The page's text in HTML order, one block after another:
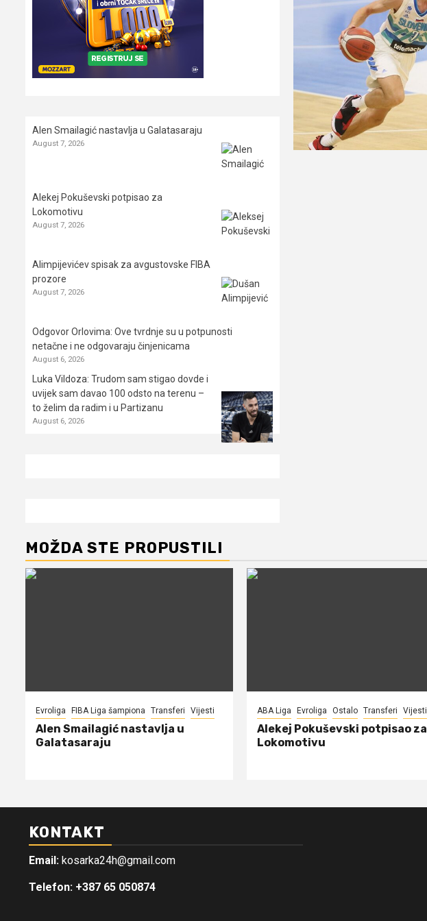
Alen Smailagić nastavlja u Galatasaraju
August 7, 2026
Alekej Pokuševski potpisao za
Lokomotivu
August 7, 2026
Alimpijevićev spisak za avgustovske FIBA
prozore
August 7, 2026
Odgovor Orlovima: ​Ove tvrdnje su u potpunosti
netačne i ne odgovaraju činjenicama
August 6, 2026
Luka Vildoza: Trudom sam stigao dovde i
uvijek sam davao 100 odsto na terenu –
to želim da radim i u Partizanu
August 6, 2026
MOŽDA STE PROPUSTILI
Evroliga FIBA Liga šampiona Transferi Vijesti
Alen Smailagić nastavlja u
Galatasaraju
ABA Liga Evroliga Ostalo Transferi Vijesti
Alekej Pokuševski potpisao za
Lokomotivu
KONTAKT
Email: kosarka24h@gmail.com
Telefon: +387 65 050874